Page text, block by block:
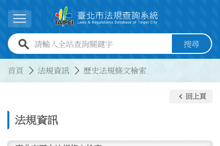
展開選單
全站查詢關鍵字欄位 搜尋
首頁 法規資訊 歷史法規條文檢索
法規資訊
keyboard_arrow_left 回上頁